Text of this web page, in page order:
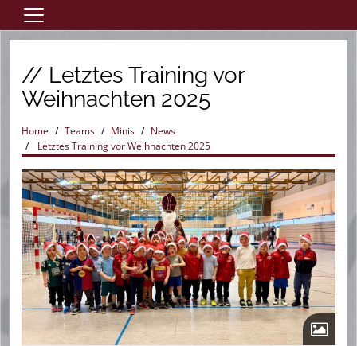
Aktive
Jugend
Saisonheft
Verein
Förderverein
Links
Sponsoren
Eintrittspreise
Trainingszeiten
Kontaktformular
// Letztes Training vor
Weihnachten 2025
Home Teams Minis
News
Letztes Training vor Weihnachten 2025